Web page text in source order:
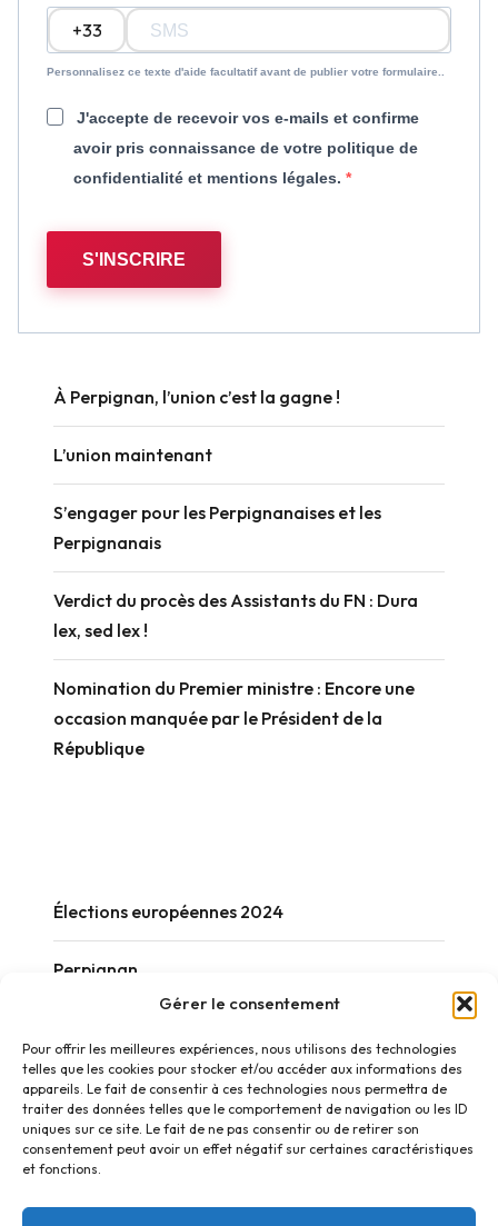
Gérer le consentement
Pour offrir les meilleures expériences, nous utilisons des technologies
telles que les cookies pour stocker et/ou accéder aux informations des
appareils. Le fait de consentir à ces technologies nous permettra de
traiter des données telles que le comportement de navigation ou les ID
uniques sur ce site. Le fait de ne pas consentir ou de retirer son
consentement peut avoir un effet négatif sur certaines caractéristiques
et fonctions.
Personnalisez ce texte d'aide facultatif avant de publier votre formulaire..
J'accepte de recevoir vos e-mails et confirme
avoir pris connaissance de votre politique de
confidentialité et mentions légales.
S'INSCRIRE
À Perpignan, l’union c’est la gagne !
L’union maintenant
S’engager pour les Perpignanaises et les
Perpignanais
Verdict du procès des Assistants du FN : Dura
lex, sed lex !
Nomination du Premier ministre : Encore une
occasion manquée par le Président de la
République
Élections européennes 2024
Perpignan